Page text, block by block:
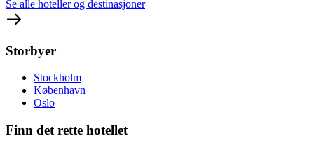
Se alle hoteller og destinasjoner
Storbyer
Stockholm
København
Oslo
Finn det rette hotellet